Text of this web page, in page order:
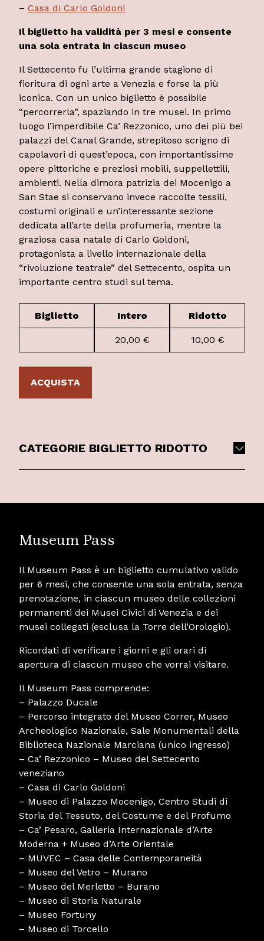
– Casa di Carlo Goldoni
Il biglietto ha validità per 3 mesi e consente
una sola entrata in ciascun museo
Il Settecento fu l’ultima grande stagione di
fioritura di ogni arte a Venezia e forse la più
iconica. Con un unico biglietto è possibile
“percorrerla”, spaziando in tre musei. In primo
luogo l’imperdibile Ca’ Rezzonico, uno dei più bei
palazzi del Canal Grande, strepitoso scrigno di
capolavori di quest’epoca, con importantissime
opere pittoriche e preziosi mobili, suppellettili,
ambienti. Nella dimora patrizia dei Mocenigo a
San Stae si conservano invece raccolte tessili,
costumi originali e un’interessante sezione
dedicata all’arte della profumeria, mentre la
graziosa casa natale di Carlo Goldoni,
protagonista a livello internazionale della
“rivoluzione teatrale” del Settecento, ospita un
importante centro studi sul tema.
Biglietto Intero Ridotto
20,00 € 10,00 €
ACQUISTA
CATEGORIE BIGLIETTO RIDOTTO
Museum Pass
Il Museum Pass è un biglietto cumulativo valido
per 6 mesi, che consente una sola entrata, senza
prenotazione, in ciascun museo delle collezioni
permanenti dei Musei Civici di Venezia e dei
musei collegati (esclusa la Torre dell’Orologio).
Ricordati di verificare i giorni e gli orari di
apertura di ciascun museo che vorrai visitare.
Il Museum Pass comprende:
– Palazzo Ducale
– Percorso integrato del Museo Correr, Museo
Archeologico Nazionale, Sale Monumentali della
Biblioteca Nazionale Marciana (unico ingresso)
– Ca’ Rezzonico – Museo del Settecento
veneziano
– Casa di Carlo Goldoni
– Museo di Palazzo Mocenigo, Centro Studi di
Storia del Tessuto, del Costume e del Profumo
– Ca’ Pesaro, Galleria Internazionale d’Arte
Moderna + Museo d’Arte Orientale
– MUVEC – Casa delle Contemporaneità
– Museo del Vetro – Murano
– Museo del Merletto – Burano
– Museo di Storia Naturale
– Museo Fortuny
– Museo di Torcello